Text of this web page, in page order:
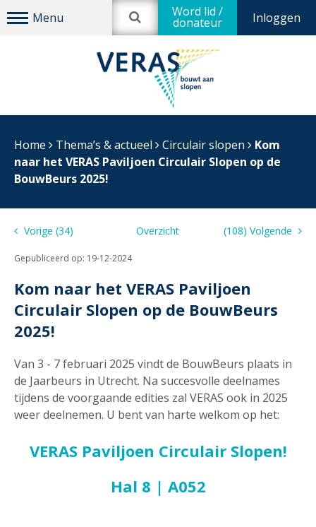
Inloggen
Word lid /
donateur
Home Thema’s & actueel Circulair slopen
Kom
naar het VERAS Paviljoen Circulair Slopen op de
BouwBeurs 2025!
Vorige (34) Overzicht (108) Volgende
Gepubliceerd op: 19-12-2024
Kom naar het VERAS Paviljoen
Circulair Slopen op de BouwBeurs
2025!
Van 3 - 7 februari 2025 vindt de BouwBeurs plaats in
de Jaarbeurs in Utrecht. Na succesvolle deelnames
tijdens de voorgaande edities zal VERAS ook in 2025
weer deelnemen. U bent van harte welkom op het:
VERAS Paviljoen Circulair Slopen!
Hal 8 | A052